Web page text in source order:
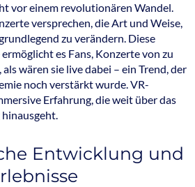
vor einem revolutionären Wandel.
versprechen, die Art und Weise,
zu verändern. Diese
es Fans, Konzerte von zu
wären sie live dabei – ein Trend, der
noch verstärkt wurde. VR-
Erfahrung, die weit über das
Entwicklung und